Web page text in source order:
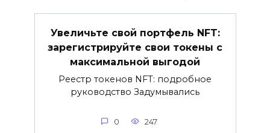
Увеличьте свой портфель NFT:
зарегистрируйте свои токены с
максимальной выгодой
Реестр токенов NFT: подробное
руководство Задумывались
0 247